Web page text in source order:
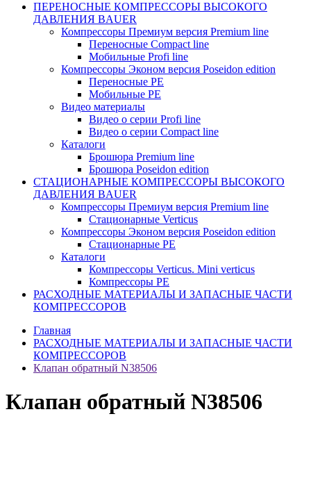
ПЕРЕНОСНЫЕ КОМПРЕССОРЫ ВЫСОКОГО
ДАВЛЕНИЯ BAUER
Компрессоры Премиум версия Premium line
Переносные Compact line
Мобильные Profi line
Компрессоры Эконом версия Poseidon edition
Переносные PE
Мобильные PE
Видео материалы
Видео о серии Profi line
Видео о серии Compact line
Каталоги
Брошюра Premium line
Брошюра Poseidon edition
СТАЦИОНАРНЫЕ КОМПРЕССОРЫ ВЫСОКОГО
ДАВЛЕНИЯ BAUER
Компрессоры Премиум версия Premium line
Стационарные Verticus
Компрессоры Эконом версия Poseidon edition
Стационарные PE
Каталоги
Компрессоры Verticus. Mini verticus
Компрессоры PE
РАСХОДНЫЕ МАТЕРИАЛЫ И ЗАПАСНЫЕ ЧАСТИ
КОМПРЕССОРОВ
Главная
РАСХОДНЫЕ МАТЕРИАЛЫ И ЗАПАСНЫЕ ЧАСТИ
КОМПРЕССОРОВ
Клапан обратный N38506
Клапан обратный N38506